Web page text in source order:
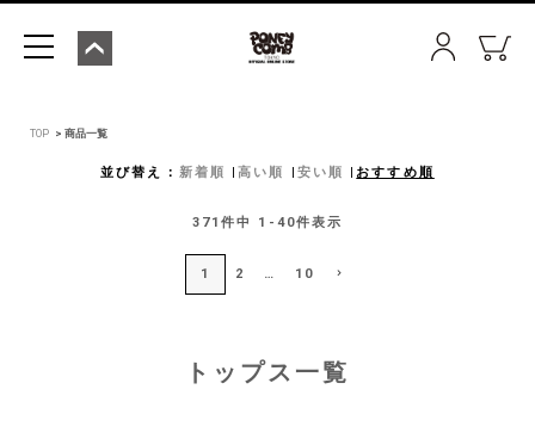
TOP 商品一覧
並び替え 新着順 高い順 安い順 おすすめ順
371件中 1 - 40件表示
1 2 … 10
トップス一覧